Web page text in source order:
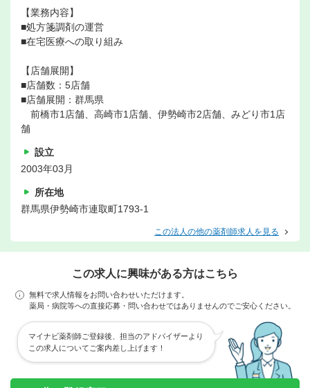
【業務内容】
■処方箋調剤の運営
■在宅医療への取り組み
【店舗展開】
■店舗数：5店舗
■店舗展開：群馬県
前橋市1店舗、高崎市1店舗、伊勢崎市2店舗、みどり市1店
舗
設立
2003年03月
所在地
群馬県伊勢崎市連取町1793-1
この法人の他の薬剤師求人を見る
この求人に興味がある方はこちら
無料で求人情報をお問い合わせいただけます。
薬局・病院等への直接応募・問い合わせではありませんのでご安心ください。
マイナビ薬剤師ご登録後、担当のアドバイザーより
この求人についてご案内差し上げます！